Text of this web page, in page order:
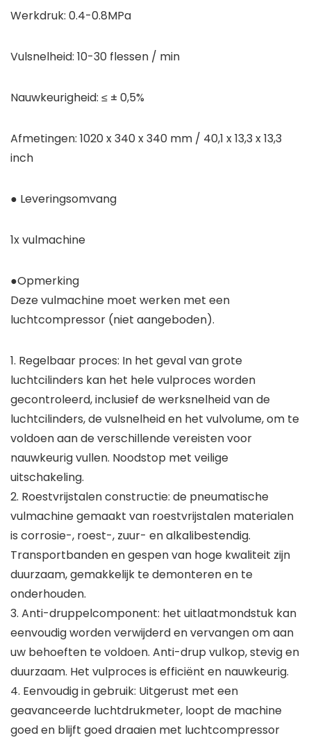
Werkdruk: 0.4-0.8MPa
Vulsnelheid: 10-30 flessen / min
Nauwkeurigheid: ≤ ± 0,5%
Afmetingen: 1020 x 340 x 340 mm / 40,1 x 13,3 x 13,3
inch
● Leveringsomvang
1x vulmachine
●Opmerking
Deze vulmachine moet werken met een
luchtcompressor (niet aangeboden).
1. Regelbaar proces: In het geval van grote
luchtcilinders kan het hele vulproces worden
gecontroleerd, inclusief de werksnelheid van de
luchtcilinders, de vulsnelheid en het vulvolume, om te
voldoen aan de verschillende vereisten voor
nauwkeurig vullen. Noodstop met veilige
uitschakeling.
2. Roestvrijstalen constructie: de pneumatische
vulmachine gemaakt van roestvrijstalen materialen
is corrosie-, roest-, zuur- en alkalibestendig.
Transportbanden en gespen van hoge kwaliteit zijn
duurzaam, gemakkelijk te demonteren en te
onderhouden.
3. Anti-druppelcomponent: het uitlaatmondstuk kan
eenvoudig worden verwijderd en vervangen om aan
uw behoeften te voldoen. Anti-drup vulkop, stevig en
duurzaam. Het vulproces is efficiënt en nauwkeurig.
4. Eenvoudig in gebruik: Uitgerust met een
geavanceerde luchtdrukmeter, loopt de machine
goed en blijft goed draaien met luchtcompressor